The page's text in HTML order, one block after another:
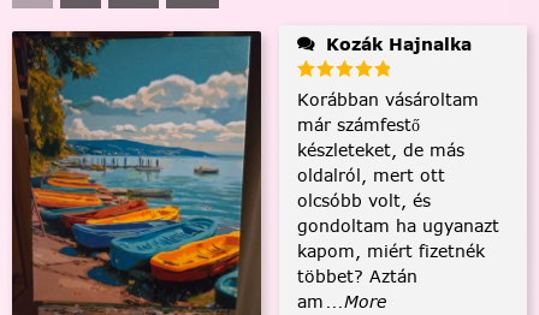
Kozák Hajnalka
Korábban vásároltam
már számfestő
készleteket, de más
oldalról, mert ott
olcsóbb volt, és
gondoltam ha ugyanazt
kapom, miért fizetnék
többet? Aztán
am ...More